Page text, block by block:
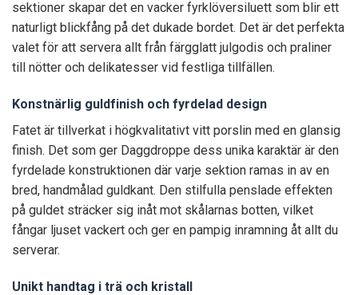
sektioner skapar det en vacker fyrklöversiluett som blir ett
naturligt blickfång på det dukade bordet. Det är det perfekta
valet för att servera allt från färgglatt julgodis och praliner
till nötter och delikatesser vid festliga tillfällen.
Konstnärlig guldfinish och fyrdelad design
Fatet är tillverkat i högkvalitativt vitt porslin med en glansig
finish. Det som ger Daggdroppe dess unika karaktär är den
fyrdelade konstruktionen där varje sektion ramas in av en
bred, handmålad guldkant. Den stilfulla penslade effekten
på guldet sträcker sig inåt mot skålarnas botten, vilket
fångar ljuset vackert och ger en pampig inramning åt allt du
serverar.
Unikt handtag i trä och kristall